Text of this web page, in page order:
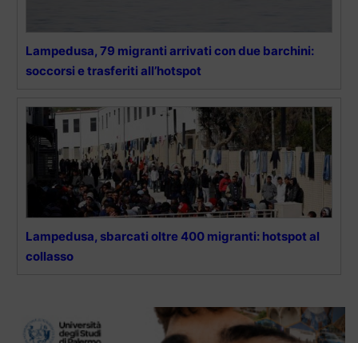
Lampedusa, 79 migranti arrivati con due barchini:
soccorsi e trasferiti all’hotspot
Lampedusa, sbarcati oltre 400 migranti: hotspot al
collasso